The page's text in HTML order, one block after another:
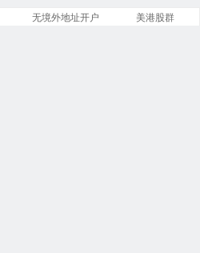
无境外地址开户 美港股群